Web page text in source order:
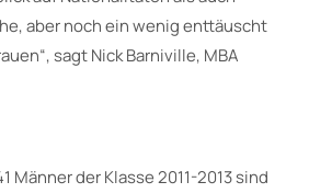
aber noch ein wenig enttäuscht
sagt Nick Barniville, MBA
Männer der Klasse 2011-2013 sind